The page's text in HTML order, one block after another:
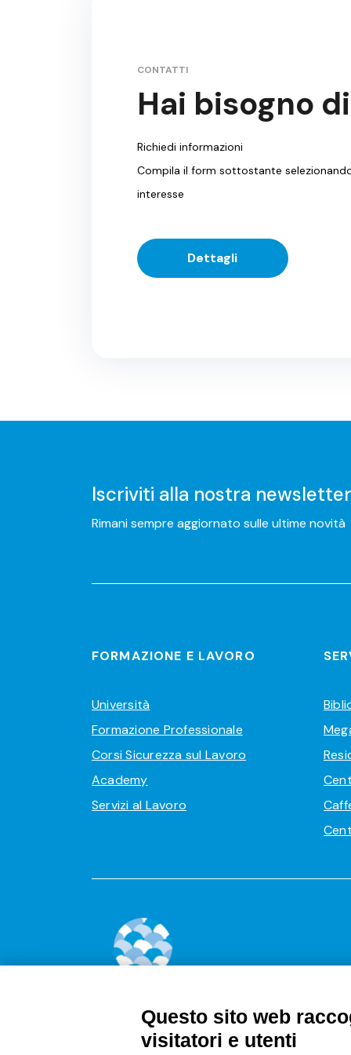
CONTATTI
Hai bisogno
Richiedi informazioni
Compila il form sottostante
interesse
Dettagli
Iscriviti alla nostra newsletter
Rimani sempre aggiornato sulle ultime novità
FORMAZIONE E LAVORO
Università
Formazione Professionale
Corsi Sicurezza sul Lavoro
Academy
Servizi al Lavoro
Questo sito web
visitatori e utenti